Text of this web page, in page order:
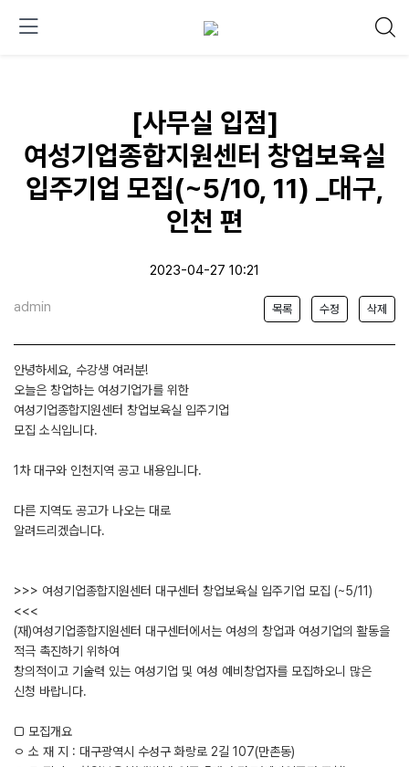
[사무실 입점]
여성기업종합지원센터 창업보육실
입주기업 모집(~5/10, 11) _대구,
인천 편
2023-04-27 10:21
admin 목록 수정 삭제
안녕하세요, 수강생 여러분!
오늘은 창업하는 여성기업가를 위한
여성기업종합지원센터 창업보육실 입주기업
모집 소식입니다.
1차 대구와 인천지역 공고 내용입니다.
다른 지역도 공고가 나오는 대로
알려드리겠습니다.
>>> 여성기업종합지원센터 대구센터 창업보육실 입주기업 모집 (~5/11)
<<<
(재)여성기업종합지원센터 대구센터에서는 여성의 창업과 여성기업의 활동을
적극 촉진하기 위하여
창의적이고 기술력 있는 여성기업 및 여성 예비창업자를 모집하오니 많은
신청 바랍니다.
□ 모집개요
ㅇ 소 재 지 : 대구광역시 수성구 화랑로 2길 107(만촌동)